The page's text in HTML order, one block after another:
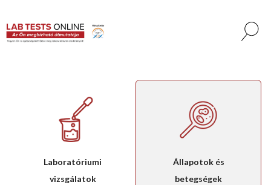
Laboratóriumi
vizsgálatok
Állapotok és
betegségek